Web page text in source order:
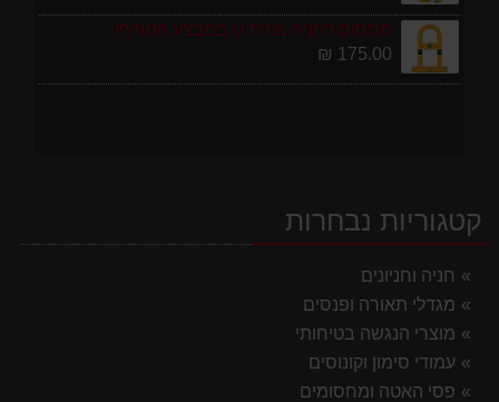
מחסום לחניה צורת U במבצע מטורף!
175.00 ₪
קטגוריות נבחרות
חניה וחניונים
מגדלי תאורה ופנסים
מוצרי הנגשה בטיחותי
עמודי סימון וקונוסים
פסי האטה ומחסומים